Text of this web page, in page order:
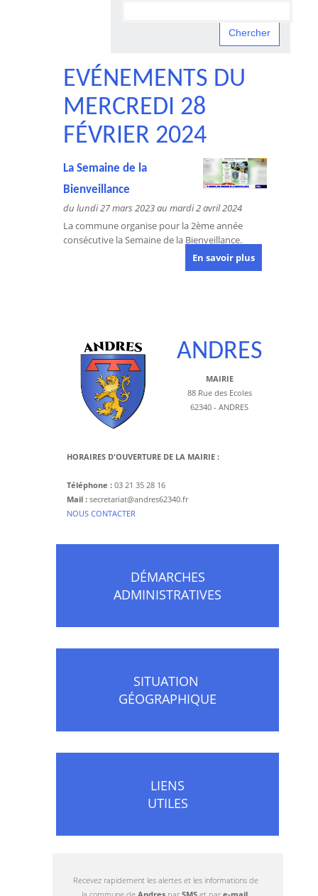
EVÉNEMENTS DU
MERCREDI 28
FÉVRIER 2024
La Semaine de la
Bienveillance
du lundi 27 mars 2023 au mardi 2 avril 2024
La commune organise pour la 2ème année
consécutive la Semaine de la Bienveillance.
En savoir plus
ANDRES
MAIRIE
88 Rue des Ecoles
62340 - ANDRES
HORAIRES D'OUVERTURE DE LA MAIRIE :
Téléphone : 03 21 35 28 16
Mail : secretariat@andres62340.fr
​NOUS CONTACTER
DÉMARCHES
ADMINISTRATIVES
SITUATION
GÉOGRAPHIQUE
LIENS
UTILES
Recevez rapidement les alertes et les informations de